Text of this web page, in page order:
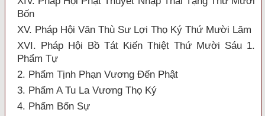
Bốn
XV. Pháp Hội Văn Thù Sư Lợi Thọ Ký Thứ Mười Lăm
XVI. Pháp Hội Bồ Tát Kiến Thiệt Thứ Mười Sáu 1.
Phẩm Tự
2. Phẩm Tịnh Phạn Vương Đến Phật
3. Phẩm A Tu La Vương Thọ Ký
4. Phẩm Bốn Sự